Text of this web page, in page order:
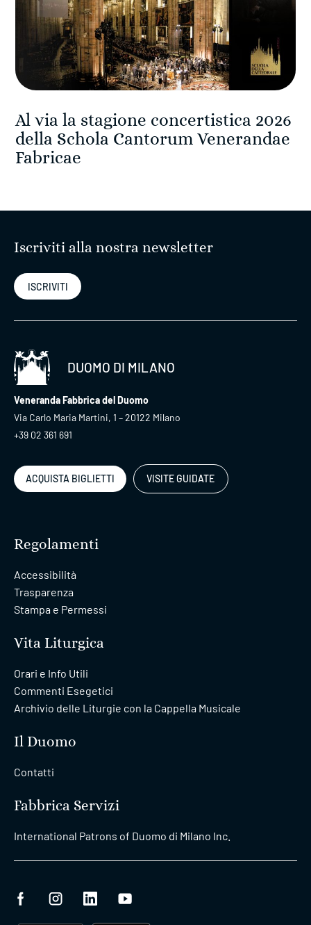
Al via la stagione concertistica 2026
della Schola Cantorum Venerandae
Fabricae
Iscriviti alla nostra newsletter
ISCRIVITI
DUOMO DI MILANO
Veneranda Fabbrica del Duomo
Via Carlo Maria Martini, 1 – 20122 Milano
+39 02 361 691
ACQUISTA BIGLIETTI VISITE GUIDATE
Regolamenti
Accessibilità
Trasparenza
Stampa e Permessi
Vita Liturgica
Orari e Info Utili
Commenti Esegetici
Archivio delle Liturgie con la Cappella Musicale
Il Duomo
Contatti
Fabbrica Servizi
International Patrons of Duomo di Milano Inc.